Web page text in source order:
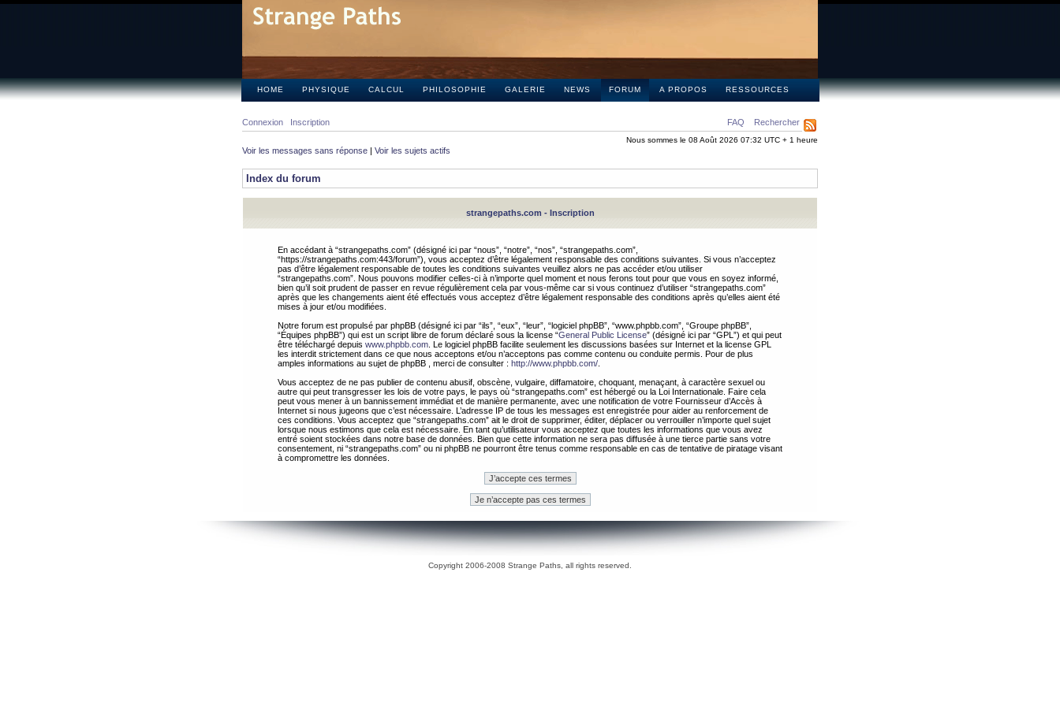
HOME PHYSIQUE CALCUL PHILOSOPHIE GALERIE NEWS FORUM A PROPOS RESSOURCES
FAQ Rechercher
Connexion Inscription
Nous sommes le 08 Août 2026 07:32 UTC + 1 heure
Voir les messages sans réponse | Voir les sujets actifs
Index du forum
strangepaths.com - Inscription
En accédant à “strangepaths.com” (désigné ici par “nous”, “notre”, “nos”, “strangepaths.com”,
“https://strangepaths.com:443/forum”), vous acceptez d’être légalement responsable des conditions suivantes. Si vous n’acceptez
pas d’être légalement responsable de toutes les conditions suivantes veuillez alors ne pas accéder et/ou utiliser
“strangepaths.com”. Nous pouvons modifier celles-ci à n’importe quel moment et nous ferons tout pour que vous en soyez informé,
bien qu’il soit prudent de passer en revue régulièrement cela par vous-même car si vous continuez d’utiliser “strangepaths.com”
après que les changements aient été effectués vous acceptez d’être légalement responsable des conditions après qu’elles aient été
mises à jour et/ou modifiées.
Notre forum est propulsé par phpBB (désigné ici par “ils”, “eux”, “leur”, “logiciel phpBB”, “www.phpbb.com”, “Groupe phpBB”,
“Équipes phpBB”) qui est un script libre de forum déclaré sous la license “General Public License” (désigné ici par “GPL”) et qui peut
être téléchargé depuis www.phpbb.com . Le logiciel phpBB facilite seulement les discussions basées sur Internet et la license GPL
les interdit strictement dans ce que nous acceptons et/ou n’acceptons pas comme contenu ou conduite permis. Pour de plus
amples informations au sujet de phpBB , merci de consulter : http://www.phpbb.com/
Vous acceptez de ne pas publier de contenu abusif, obscène, vulgaire, diffamatoire, choquant, menaçant, à caractère sexuel ou
autre qui peut transgresser les lois de votre pays, le pays où “strangepaths.com” est hébergé ou la Loi Internationale. Faire cela
peut vous mener à un bannissement immédiat et de manière permanente, avec une notification de votre Fournisseur d’Accès à
Internet si nous jugeons que c’est nécessaire. L’adresse IP de tous les messages est enregistrée pour aider au renforcement de
ces conditions. Vous acceptez que “strangepaths.com” ait le droit de supprimer, éditer, déplacer ou verrouiller n’importe quel sujet
lorsque nous estimons que cela est nécessaire. En tant qu’utilisateur vous acceptez que toutes les informations que vous avez
entré soient stockées dans notre base de données. Bien que cette information ne sera pas diffusée à une tierce partie sans votre
consentement, ni “strangepaths.com” ou ni phpBB ne pourront être tenus comme responsable en cas de tentative de piratage visant
à compromettre les données.
Copyright 2006-2008 Strange Paths, all rights reserved.